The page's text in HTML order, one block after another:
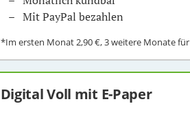
Mit PayPal bezahlen
*Im ersten Monat2,90 €, 3 weitere Monate für
Digital Voll mit E-Paper